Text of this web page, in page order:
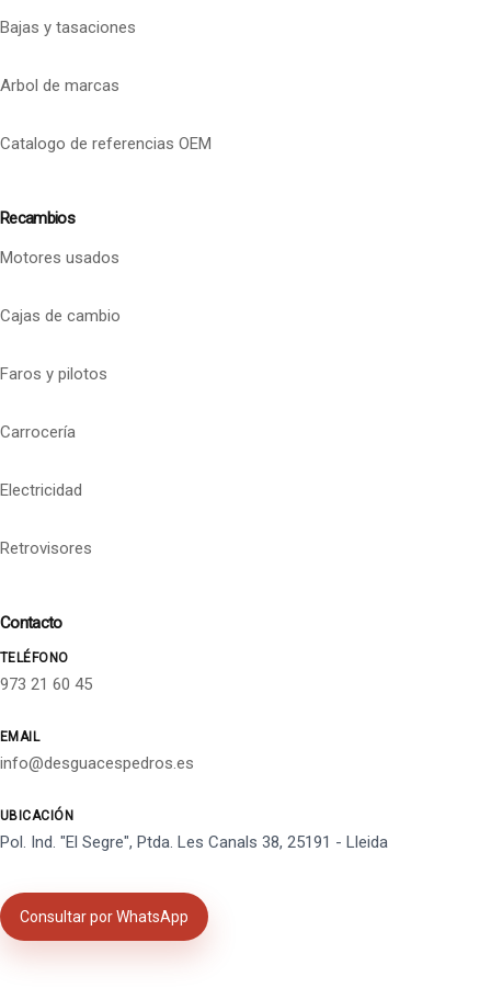
Bajas y tasaciones
Arbol de marcas
Catalogo de referencias OEM
Recambios
Motores usados
Cajas de cambio
Faros y pilotos
Carrocería
Electricidad
Retrovisores
Contacto
TELÉFONO
973 21 60 45
EMAIL
info@desguacespedros.es
UBICACIÓN
Pol. Ind. "El Segre", Ptda. Les Canals 38, 25191 - Lleida
Consultar por WhatsApp